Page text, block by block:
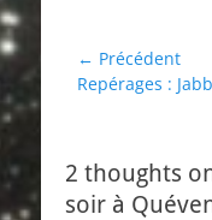
Navigation
de
← Précédent
Article
Repérages :
2 thoughts
soir à